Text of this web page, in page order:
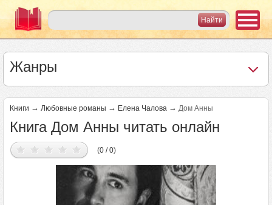
Жанры
Книги → Любовные романы → Елена Чалова → Дом Анны
Книга Дом Анны читать онлайн
(0 / 0)